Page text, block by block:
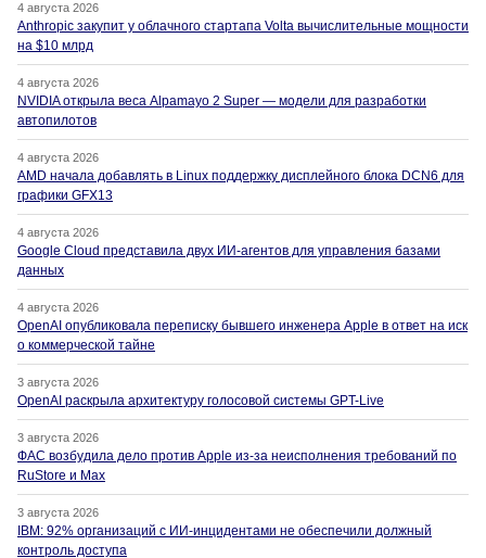
4 августа 2026
Anthropic закупит у облачного стартапа Volta вычислительные мощности
на $10 млрд
4 августа 2026
NVIDIA открыла веса Alpamayo 2 Super — модели для разработки
автопилотов
4 августа 2026
AMD начала добавлять в Linux поддержку дисплейного блока DCN6 для
графики GFX13
4 августа 2026
Google Cloud представила двух ИИ-агентов для управления базами
данных
4 августа 2026
OpenAI опубликовала переписку бывшего инженера Apple в ответ на иск
о коммерческой тайне
3 августа 2026
OpenAI раскрыла архитектуру голосовой системы GPT-Live
3 августа 2026
ФАС возбудила дело против Apple из-за неисполнения требований по
RuStore и Max
3 августа 2026
IBM: 92% организаций с ИИ-инцидентами не обеспечили должный
контроль доступа